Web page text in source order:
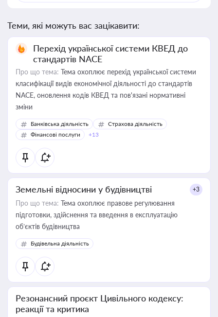
Теми, які можуть вас зацікавити:
Перехід української системи КВЕД до
стандартів NACE
Про що тема: Тема охоплює перехід української системи
класифікації видів економічної діяльності до стандартів
NACE, оновлення кодів КВЕД та пов'язані нормативні
зміни
Банківська діяльність
Страхова діяльність
Фінансові послуги
+13
Земельні відносини у будівництві +3
Про що тема: Тема охоплює правове регулювання
підготовки, здійснення та введення в експлуатацію
об’єктів будівництва
Будівельна діяльність
Резонансний проєкт Цивільного кодексу:
реакції та критика